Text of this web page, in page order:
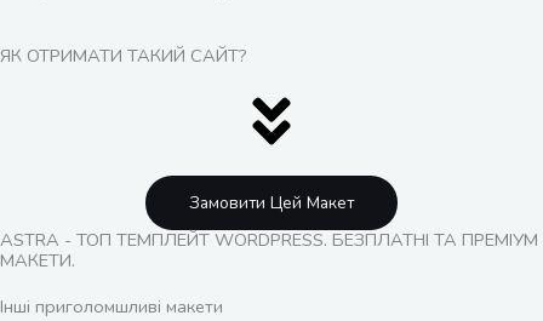
ЯК ОТРИМАТИ ТАКИЙ САЙТ?
Замовити Цей Макет
ASTRA - ТОП ТЕМПЛЕЙТ WORDPRESS. БЕЗПЛАТНІ ТА ПРЕМІУМ
МАКЕТИ.
Інші приголомшливі макети